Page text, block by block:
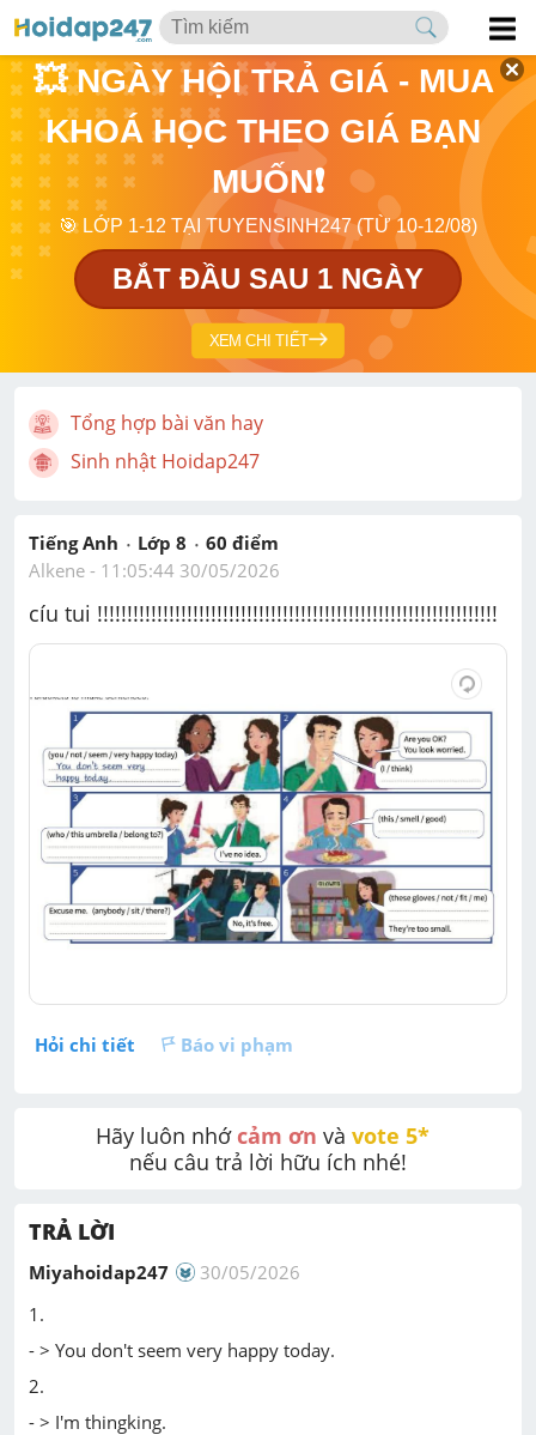
💥 NGÀY HỘI TRẢ GIÁ - MUA
KHOÁ HỌC THEO GIÁ BẠN
MUỐN❗
🎯 LỚP 1-12 TẠI TUYENSINH247 (TỪ 10-12/08)
BẮT ĐẦU SAU 1 NGÀY
XEM CHI TIẾT
Tổng hợp bài văn hay
Sinh nhật Hoidap247
Tiếng Anh Lớp 8 60 điểm
Alkene - 11:05:44 30/05/2026
cíu tui !!!!!!!!!!!!!!!!!!!!!!!!!!!!!!!!!!!!!!!!!!!!!!!!!!!!!!!!!!!!!!!!!!!
Hỏi chi tiết Báo vi phạm
Hãy luôn nhớ cảm ơn và vote 5*
nếu câu trả lời hữu ích nhé!
TRẢ LỜI
Miyahoidap247
30/05/2026
1.
- > You don't seem very happy today.
2.
- > I'm thingking.